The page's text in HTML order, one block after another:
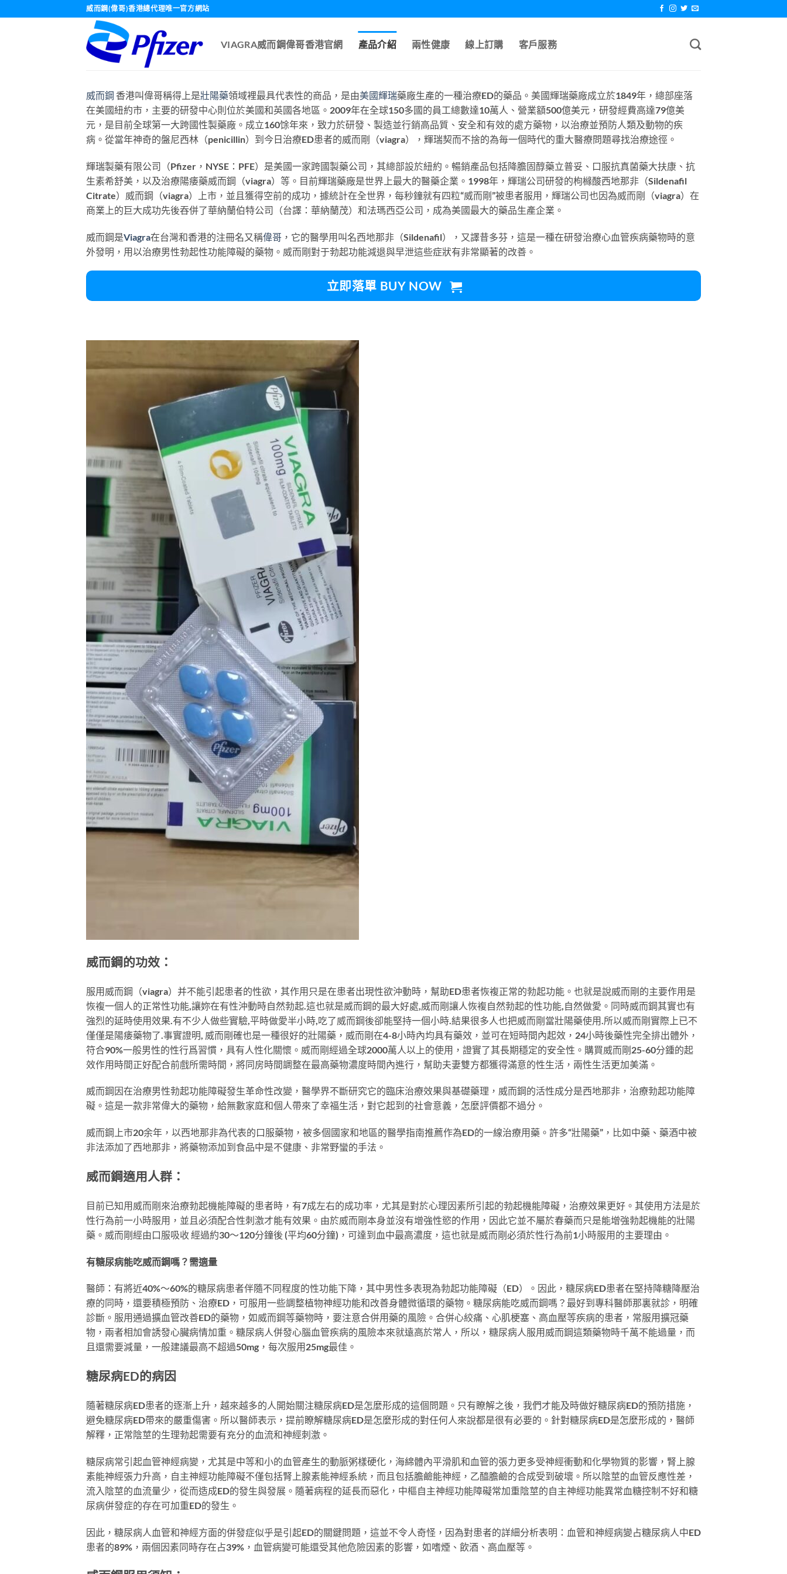
威而鋼(偉哥)香港總代理唯一官方網站
VIAGRA威而鋼偉哥香港官網 產品介紹 兩性健康 線上訂購 客戶服務
威而鋼 香港叫偉哥稱得上是壯陽藥領域裡最具代表性的商品，是由美國輝瑞藥廠生產的一種治療ED的藥品。美國輝瑞藥廠成立於1849年，總部座落
在美國紐約市，主要的研發中心則位於美國和英國各地區。2009年在全球150多國的員工總數達10萬人、營業額500億美元，研發經費高達79億美
元，是目前全球第一大跨國性製藥廠。成立160馀年來，致力於研發、製造並行銷高品質、安全和有效的處方藥物，以治療並預防人類及動物的疾
病。從當年神奇的盤尼西林（penicillin）到今日治療ED患者的威而剛（viagra），輝瑞契而不捨的為毎一個時代的重大醫療問題尋找治療途徑。
輝瑞製藥有限公司（Pfizer，NYSE：PFE）是美國一家跨國製藥公司，其總部設於紐約。暢銷產品包括降膽固醇藥立普妥、口服抗真菌藥大扶康、抗
生素希舒美，以及治療陽痿藥威而鋼（viagra）等。目前輝瑞藥廠是世界上最大的醫藥企業。1998年，輝瑞公司研發的枸櫞酸西地那非（Sildenafil
Citrate）威而鋼（viagra）上市，並且獲得空前的成功，據統計在全世界，每秒鐘就有四粒“威而剛”被患者服用，輝瑞公司也因為威而剛（viagra）在
商業上的巨大成功先後吞併了華納蘭伯特公司（台譯：華納蘭茂）和法瑪西亞公司，成為美國最大的藥品生產企業。
威而鋼是Viagra在台灣和香港的注冊名又稱偉哥 ，它的醫學用叫名西地那非（Sildenafil），又譯昔多芬，這是一種在研發治療心血管疾病藥物時的意
外發明，用以治療男性勃起性功能障礙的藥物。威而剛對于勃起功能減退與早泄這些症狀有非常顯著的改善。
立即落單 BUY NOW
威而鋼的功效：
服用威而鋼（viagra）并不能引起患者的性欲，其作用只是在患者出現性欲沖動時，幫助ED患者恢複正常的勃起功能。也就是說威而剛的主要作用是
恢複一個人的正常性功能,讓妳在有性沖動時自然勃起.這也就是威而鋼的最大好處,威而剛讓人恢複自然勃起的性功能,自然做愛。同時威而鋼其實也有
強烈的延時使用效果.有不少人做些實驗,平時做愛半小時,吃了威而鋼後卻能堅持一個小時.結果很多人也把威而剛當壯陽藥使用.所以威而剛實際上已不
僅僅是陽痿藥物了.事實證明, 威而剛確也是一種很好的壯陽藥，威而剛在4-8小時內均具有藥效，並可在短時間內起效，24小時後藥性完全排出體外，
符合90%一般男性的性行爲習慣，具有人性化關懷。威而剛經過全球2000萬人以上的使用，證實了其長期穩定的安全性。購買威而剛25-60分鍾的起
效作用時間正好配合前戲所需時間，將同房時間調整在最高藥物濃度時間內進行，幫助夫妻雙方都獲得滿意的性生活，兩性生活更加美滿。
威而鋼因在治療男性勃起功能障礙發生革命性改變，醫學界不斷研究它的臨床治療效果與基礎藥理，威而鋼的活性成分是西地那非，治療勃起功能障
礙。這是一款非常偉大的藥物，給無數家庭和個人帶來了幸福生活，對它起到的社會意義，怎麼評價都不過分。
威而鋼上市20余年，以西地那非為代表的口服藥物，被多個國家和地區的醫學指南推薦作為ED的一線治療用藥。許多“壯陽藥”，比如中藥、藥酒中被
非法添加了西地那非，將藥物添加到食品中是不健康、非常野蠻的手法。
威而鋼適用人群：
目前已知用威而剛來治療勃起機能障礙的患者時，有7成左右的成功率，尤其是對於心理因素所引起的勃起機能障礙，治療效果更好。其使用方法是於
性行為前一小時服用，並且必須配合性刺激才能有效果。由於威而剛本身並沒有增強性慾的作用，因此它並不屬於春藥而只是能增強勃起機能的壯陽
藥。威而剛經由口服吸收 經過約30～120分鐘後 (平均60分鐘)，可達到血中最高濃度，這也就是威而剛必須於性行為前1小時服用的主要理由。
有糖尿病能吃威而鋼嗎？需適量
醫師：有將近40%～60%的糖尿病患者伴隨不同程度的性功能下降，其中男性多表現為勃起功能障礙（ED）。因此，糖尿病ED患者在堅持降糖降壓治
療的同時，還要積極預防、治療ED，可服用一些調整植物神經功能和改善身體微循環的藥物。糖尿病能吃威而鋼嗎？最好到專科醫師那裏就診，明確
診斷。服用通過擴血管改善ED的藥物，如威而鋼等藥物時，要注意合併用藥的風險。合併心絞痛、心肌梗塞、高血壓等疾病的患者，常服用擴冠藥
物，兩者相加會誘發心臟病情加重。糖尿病人併發心腦血管疾病的風險本來就遠高於常人，所以，糖尿病人服用威而鋼這類藥物時千萬不能過量，而
且還需要減量，一般建議最高不超過50mg，每次服用25mg最佳。
糖尿病ED的病因
隨著糖尿病ED患者的逐漸上升，越來越多的人開始關注糖尿病ED是怎麼形成的這個問題。只有瞭解之後，我們才能及時做好糖尿病ED的預防措施，
避免糖尿病ED帶來的嚴重傷害。所以醫師表示，提前瞭解糖尿病ED是怎麼形成的對任何人來說都是很有必要的。針對糖尿病ED是怎麼形成的，醫師
解釋，正常陰莖的生理勃起需要有充分的血流和神經刺激。
糖尿病常引起血管神經病變，尤其是中等和小的血管產生的動脈粥樣硬化，海綿體內平滑肌和血管的張力更多受神經衝動和化學物質的影響，腎上腺
素能神經張力升高，自主神經功能障礙不僅包括腎上腺素能神經系統，而且包括膽鹼能神經，乙醯膽鹼的合成受到破壞。所以陰莖的血管反應性差，
流入陰莖的血流量少，從而造成ED的發生與發展。隨著病程的延長而惡化，中樞自主神經功能障礙常加重陰莖的自主神經功能異常血糖控制不好和糖
尿病併發症的存在可加重ED的發生。
因此，糖尿病人血管和神經方面的併發症似乎是引起ED的關鍵問題，這並不令人奇怪，因為對患者的詳細分析表明：血管和神經病變占糖尿病人中ED
患者的89%，兩個因素同時存在占39%，血管病變可能還受其他危險因素的影響，如嗜煙、飲酒、高血壓等。